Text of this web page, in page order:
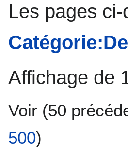
Les pages
Affichage de
Voir (50
500)